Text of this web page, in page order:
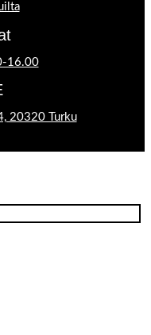
16.00
20320 Turku